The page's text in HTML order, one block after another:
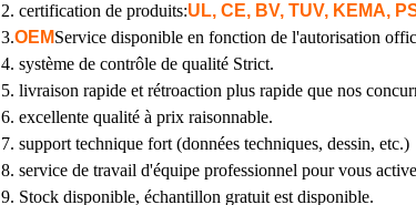
2. certification de produits:UL, CE, BV, TUV, KEMA,
3.OEMService disponible en fonction de l'autorisation
4. système de contrôle de qualité Strict.
5. livraison rapide et rétroaction plus rapide que nos
6. excellente qualité à prix raisonnable.
7. support technique fort (données techniques, dessin, etc.)
8. service de travail d'équipe professionnel pour vous
9. Stock disponible, échantillon gratuit est disponible.